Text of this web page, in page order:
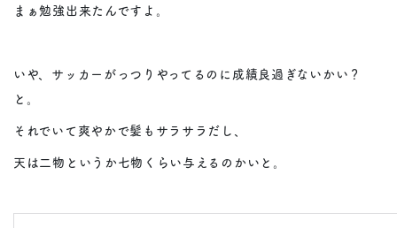
まぁ勉強出来たんですよ。
いや、サッカーがっつりやってるのに成績良過ぎないかい？
と。
それでいて爽やかで髪もサラサラだし、
天は二物というか七物くらい与えるのかいと。